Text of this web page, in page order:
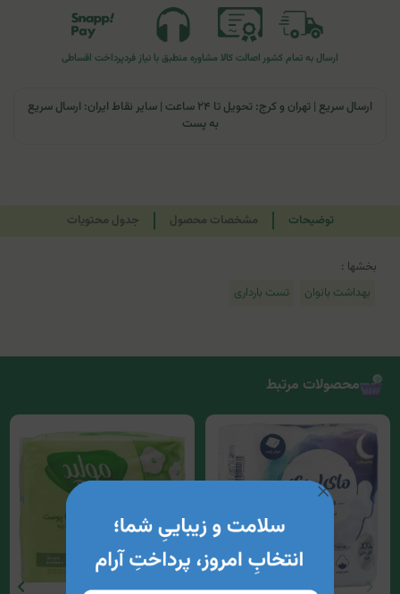
ارسال به تمام کشوراصالت کالا مشاوره منطبق با نیاز فردپرداخت اقساطی
ارسال سریع | تهران و کرج: تحویل تا ۲۴ ساعت | سایر نقاط ایران: ارسال سریع
به پست
توضیحات مشخصات محصول جدول محتویات
بخشها :
بهداشت بانوان
تست بارداری
محصولات مرتبط